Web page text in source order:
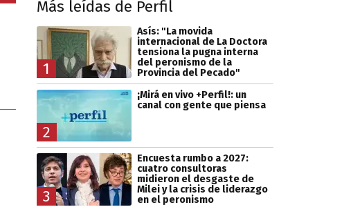
Más leídas de Perfil
1
Asís: "La movida
internacional de La Doctora
tensiona la pugna interna
del peronismo de la
Provincia del Pecado"
2
¡Mirá en vivo +Perfil!: un
canal con gente que piensa
3
Encuesta rumbo a 2027:
cuatro consultoras
midieron el desgaste de
Milei y la crisis de liderazgo
en el peronismo